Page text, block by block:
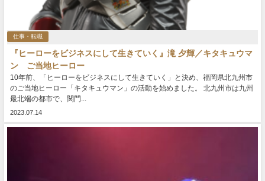
仕事・転職
『ヒーローをビジネスにして生きていく』滝 夕輝／キタキュウマ
ン ご当地ヒーロー
10年前、「ヒーローをビジネスにして生きていく」と決め、福岡県北九州市
のご当地ヒーロー「キタキュウマン」の活動を始めました。 北九州市は九州
最北端の都市で、関門...
2023.07.14